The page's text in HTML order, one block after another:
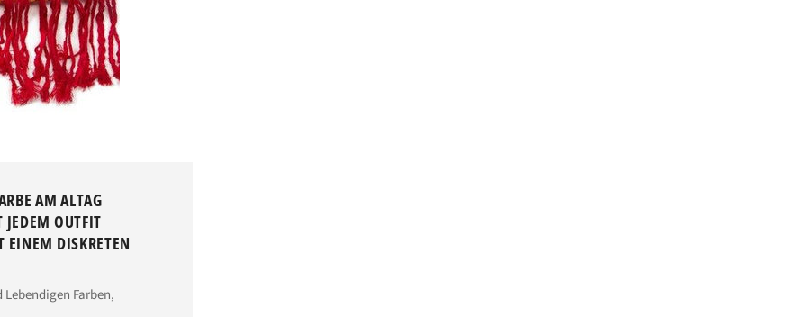
AM ALTAG
OUTFIT
EINEM DISKRETEN
Farben,